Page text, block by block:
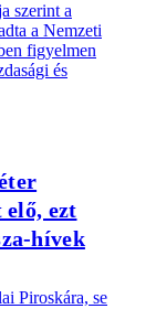
szerint a
a Nemzeti
figyelmen
és
ezt
hívek
Piroskára, se